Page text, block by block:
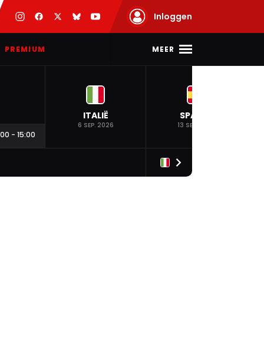
Inloggen
PREMIUM MEER
- 15:00
ITALIË
6 SEP. 2026
SPANJE
13 SEP. 2026